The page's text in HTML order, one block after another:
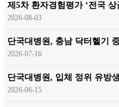
제5차 환자경험평가 ‘전국
2026-08-03
단국대병원, 충남 닥터헬기
2026-07-16
단국대병원, 입체 정위 유방
2026-06-15